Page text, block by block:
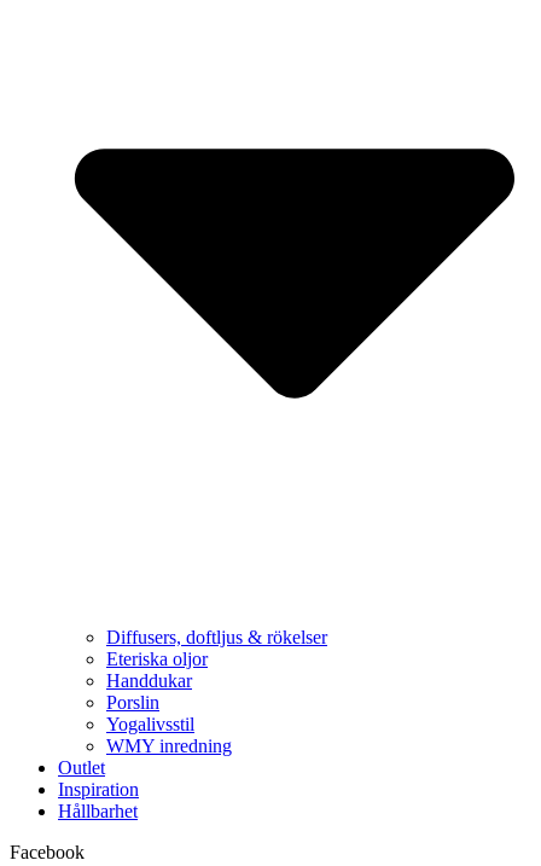
Diffusers, doftljus & rökelser
Eteriska oljor
Handdukar
Porslin
Yogalivsstil
WMY inredning
Outlet
Inspiration
Hållbarhet
Facebook